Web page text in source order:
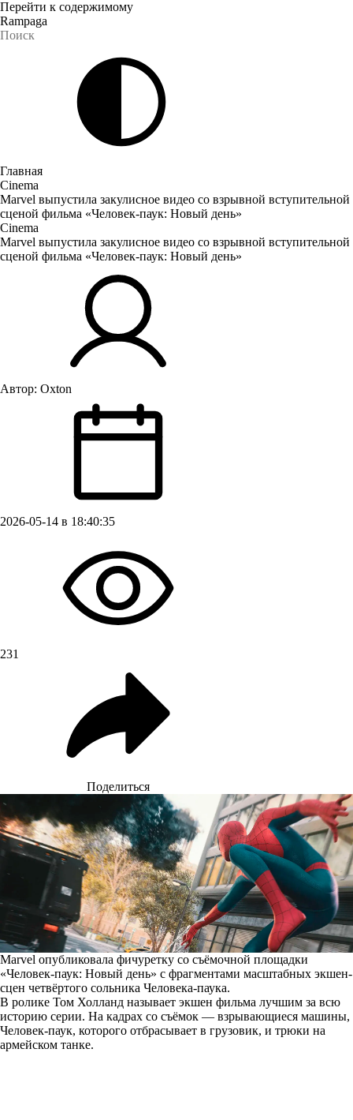
Перейти к содержимому
Rampaga
Главная
Cinema
Marvel выпустила закулисное видео со взрывной вступительной
сценой фильма «Человек-паук: Новый день»
Cinema
Marvel выпустила закулисное видео со взрывной вступительной
сценой фильма «Человек-паук: Новый день»
Автор: Oxton
2026-05-14 в 18:40:35
231
Поделиться
Marvel опубликовала фичуретку со съёмочной площадки
«Человек-паук: Новый день» с фрагментами масштабных экшен-
сцен четвёртого сольника Человека-паука.
В ролике Том Холланд называет экшен фильма лучшим за всю
историю серии. На кадрах со съёмок — взрывающиеся машины,
Человек-паук, которого отбрасывает в грузовик, и трюки на
армейском танке.